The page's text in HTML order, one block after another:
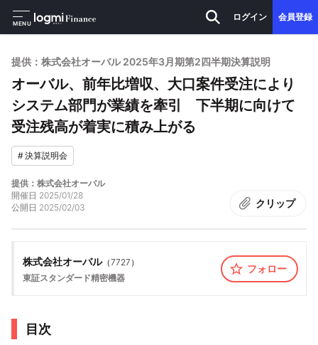
MENU
ログイン 会員登録
提供：株式会社オーバル 2025年3月期第2四半期決算説明
オーバル、前年比増収、大口案件受注により
システム部門が業績を牽引 下半期に向けて
受注残高が着実に積み上がる
#決算説明会
提供：株式会社オーバル
開催日 2025/01/28
公開日 2025/02/03 クリップ
株式会社オーバル（7727 ）
東証スタンダード精密機器
フォロー
目次